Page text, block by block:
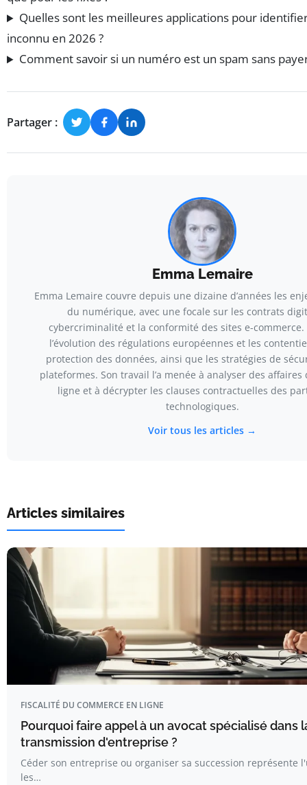
Quelles sont les meilleures applications pour
inconnu en 2026 ?
Comment savoir si un numéro est un spam sans
Partager :
Emma Lemaire
Emma Lemaire couvre depuis une dizaine d’années les
du numérique, avec une focale sur les contrats
cybercriminalité et la conformité des sites e-commerce.
l’évolution des régulations européennes et les
protection des données, ainsi que les stratégies de
plateformes. Son travail l’a menée à analyser des
ligne et à décrypter les clauses contractuelles des
technologiques.
Voir tous les articles →
Articles similaires
FISCALITÉ DU COMMERCE EN LIGNE
Pourquoi faire appel à un avocat spécialisé dans
transmission d'entreprise ?
Céder son entreprise ou organiser sa succession représente
les…